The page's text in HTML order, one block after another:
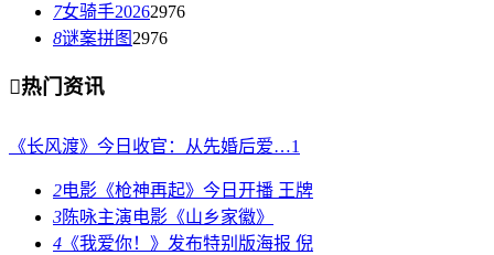
7女骑手20262976
8谜案拼图 2976
热门资讯
《长风渡》今日收官：从先婚后爱…1
2电影《枪神再起》今日开播 王牌
3陈咏主演电影《山乡家徽》
4 《我爱你！》发布特别版海报 倪